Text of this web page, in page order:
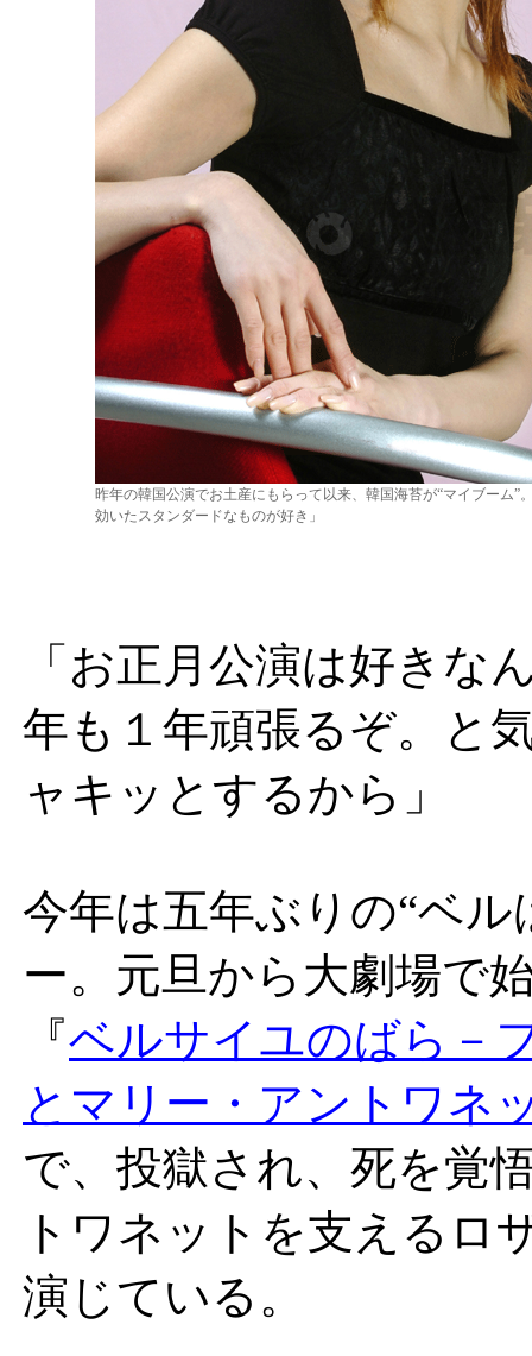
昨年の韓国公演でお土産にもらって以来、韓国海苔が“マイブーム”
効いたスタンダードなものが好き」
「お正月公演は好きな
年も１年頑張るぞ。と
ャキッとするから」
今年は五年ぶりの“ベル
ー。元旦から大劇場で
『ベルサイユのばら－
とマリー・アントワネ
で、投獄され、死を覚
トワネットを支えるロ
演じている。